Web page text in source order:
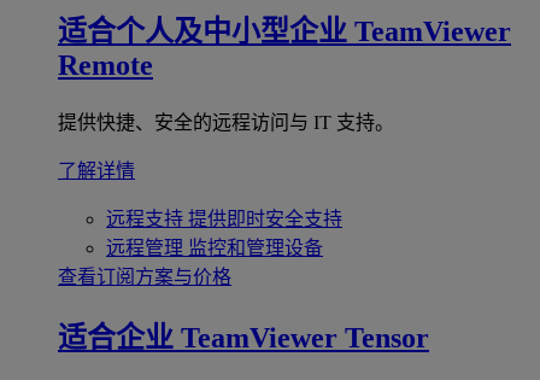
适合个人及中小型企业 TeamViewer
Remote
提供快捷、安全的远程访问与 IT 支持。
了解详情
远程支持 提供即时安全支持
远程管理 监控和管理设备
查看订阅方案与价格
适合企业 TeamViewer Tensor